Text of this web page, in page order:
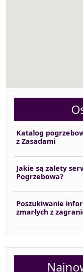
Katalog
z Zasadami
Jakie są zalety
Pogrzebowa?
Poszukiwanie
zmarłych z